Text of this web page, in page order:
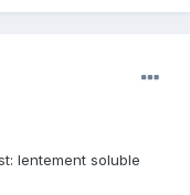
lentement soluble